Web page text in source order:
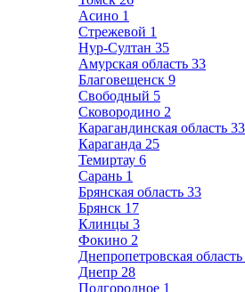
Асино 1
Стрежевой 1
Нур-Султан 35
Амурская область 33
Благовещенск 9
Свободный 5
Сковородино 2
Карагандинская область 33
Караганда 25
Темиртау 6
Сарань 1
Брянская область 33
Брянск 17
Клинцы 3
Фокино 2
Днепропетровская область
Днепр 28
Подгородное 1